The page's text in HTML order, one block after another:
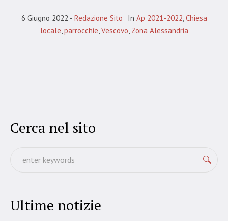
6 Giugno 2022 Redazione Sito In Ap 2021-2022 Chiesa
locale parrocchie Vescovo Zona Alessandria
Cerca nel sito
Ultime notizie